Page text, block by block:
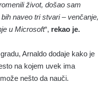
život, došao sam
naveo tri stvari – venčanje,
u Microsoft“, rekao je.
Arnaldo dodaje kako je
na kojem uvek ima
nešto da nauči.